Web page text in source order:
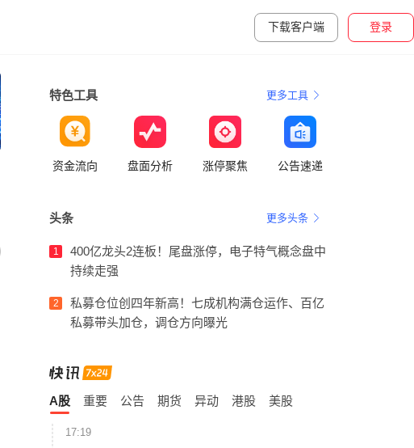
下载客户端 登录
特色工具 更多工具
资金流向 盘面分析 涨停聚焦 公告速递
头条 更多头条
1
400亿龙头2连板！尾盘涨停，电子特气概念盘中
持续走强
2
私募仓位创四年新高！七成机构满仓运作、百亿
私募带头加仓，调仓方向曝光
A股 重要 公告 期货 异动 港股 美股
17:19